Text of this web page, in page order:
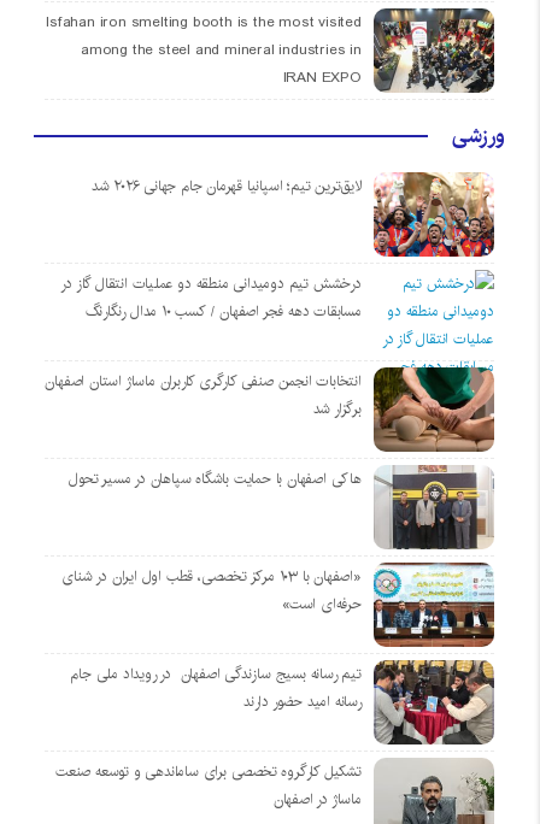
Isfahan iron smelting booth is the most visited
among the steel and mineral industries in
IRAN EXPO
ورزشی
لایق‌ترین تیم؛ اسپانیا قهرمان جام جهانی ۲۰۲۶ شد
درخشش تیم دومیدانی منطقه دو عملیات انتقال گاز در
مسابقات دهه فجر اصفهان / کسب ۱۰ مدال رنگارنگ
انتخابات انجمن صنفی کارگری کاربران ماساژ استان اصفهان
برگزار شد
هاکی اصفهان با حمایت باشگاه سپاهان در مسیر تحول
«اصفهان با ۱۰۳ مرکز تخصصی، قطب اول ایران در شنای
حرفه‌ای است»
تیم رسانه بسیج سازندگی اصفهان در رویداد ملی جام
رسانه امید حضور دارند
تشکیل کارگروه تخصصی برای ساماندهی و توسعه صنعت
ماساژ در اصفهان